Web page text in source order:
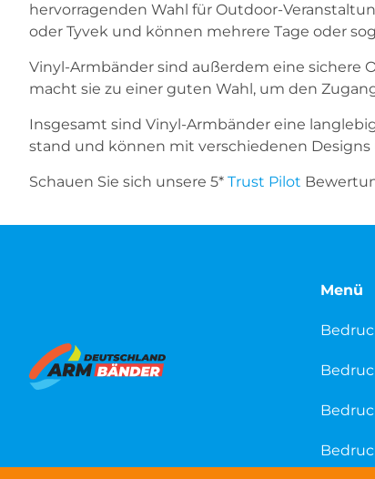
hervorragenden Wahl für Outdoor-
oder Tyvek und können mehrere Tage oder
Vinyl-Armbänder sind außerdem eine sichere
macht sie zu einer guten Wahl, um den
Insgesamt sind Vinyl-Armbänder eine
stand und können mit verschiedenen
Schauen Sie sich unsere 5* Trust Pilot
Menü